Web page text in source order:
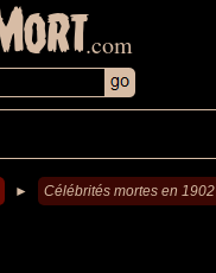
.com
► Célébrités mortes en 1902